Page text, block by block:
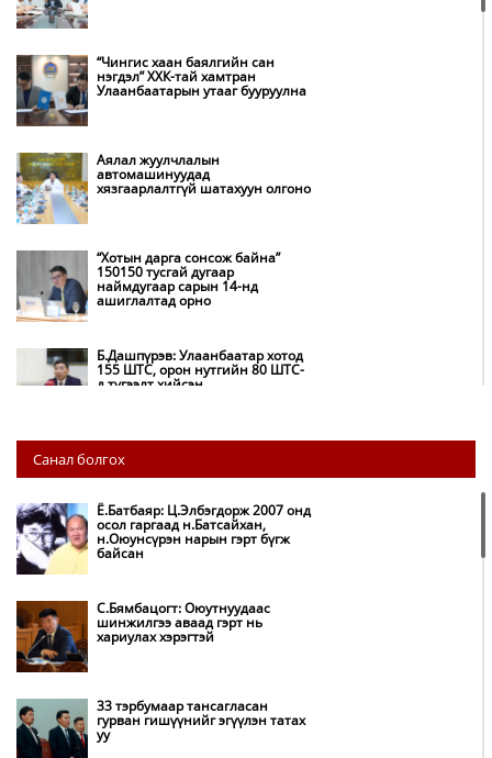
“Чингис хаан баялгийн сан
нэгдэл” ХХК-тай хамтран
Улаанбаатарын утааг бууруулна
Аялал жуулчлалын
автомашинуудад
хязгаарлалтгүй шатахуун олгоно
“Хотын дарга сонсож байна”
150150 тусгай дугаар
наймдугаар сарын 14-нд
ашиглалтад орно
Б.Дашпүрэв: Улаанбаатар хотод
155 ШТС, орон нутгийн 80 ШТС-
д түгээлт хийсэн
НИТХ: Багануур ХК-ийг түшиглэн
нүүрс-пиролизийн үйлдвэр
байгуулж, ирэх оноос хагас кокс
Амаргүй цаг үеийг ирэх
НИТХ-ын төлөөлөгчид COP17
Монгол Улс “COP17”-д “Тал
Санал болгох
Ё.Батбаяр: Ц.Элбэгдорж 2007 онд
осол гаргаад н.Батсайхан,
н.Оюунсүрэн нарын гэрт бүгж
байсан
С.Бямбацогт: Оюутнуудаас
шинжилгээ аваад гэрт нь
хариулах хэрэгтэй
33 тэрбумаар тансагласан
гурван гишүүнийг эгүүлэн татах
уу